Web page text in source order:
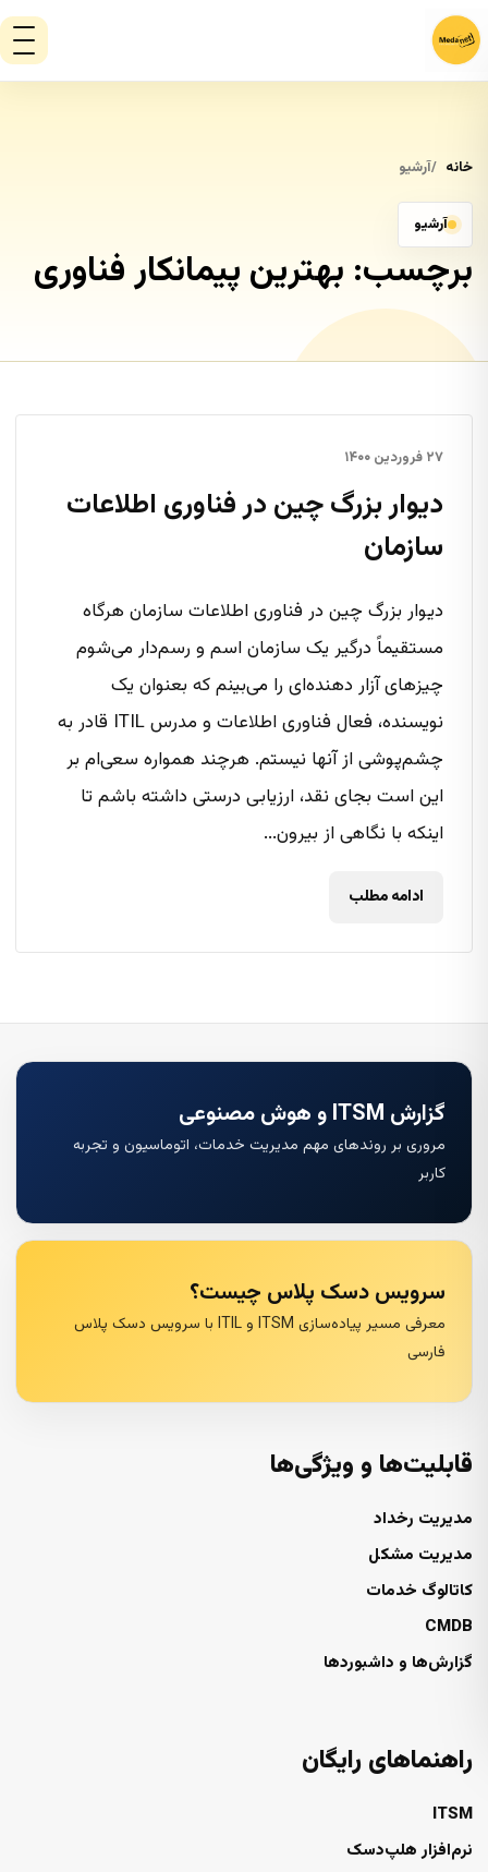
خانه آرشیو
آرشیو
برچسب: بهترین پیمانکار فناوری
۲۷ فروردین ۱۴۰۰
دیوار بزرگ چین در فناوری اطلاعات
سازمان
دیوار بزرگ چین در فناوری اطلاعات سازمان هرگاه
مستقیماً درگیر یک سازمان اسم و رسم‌دار می‌شوم
چیزهای آزار دهنده‌ای را می‌‌بینم که بعنوان یک
نویسنده، فعال فناوری اطلاعات و مدرس ITIL قادر به
چشم‌پوشی از آنها نیستم. هرچند همواره سعی‌ام بر
این است بجای نقد، ارزیابی درستی داشته باشم تا
اینکه با نگاهی از بیرون...
ادامه مطلب
گزارش ITSM و هوش مصنوعی
مروری بر روندهای مهم مدیریت خدمات، اتوماسیون و تجربه
کاربر
سرویس دسک پلاس چیست؟
معرفی مسیر پیاده‌سازی ITSM و ITIL با سرویس دسک پلاس
فارسی
قابلیت‌ها و ویژگی‌ها
مدیریت رخداد
مدیریت مشکل
کاتالوگ خدمات
CMDB
گزارش‌ها و داشبوردها
راهنماهای رایگان
ITSM
نرم‌افزار هلپ‌دسک